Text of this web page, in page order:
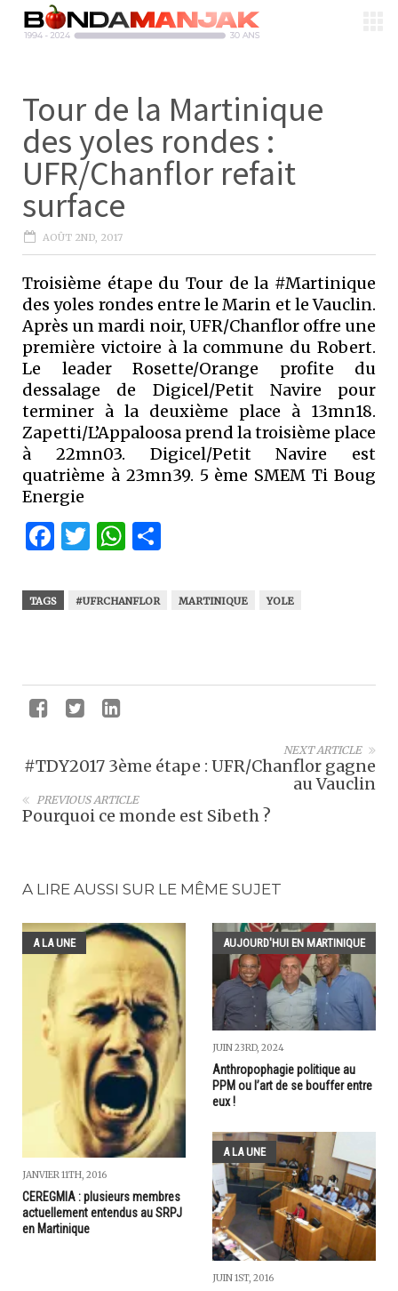
Tour de la Martinique
des yoles rondes :
UFR/Chanflor refait
surface
AOÛT 2ND, 2017
Troisième étape du Tour de la #Martinique
des yoles rondes entre le Marin et le Vauclin.
Après un mardi noir, UFR/Chanflor offre une
première victoire à la commune du Robert.
Le leader Rosette/Orange profite du
dessalage de Digicel/Petit Navire pour
terminer à la deuxième place à 13mn18.
Zapetti/L’Appaloosa prend la troisième place
à 22mn03. Digicel/Petit Navire est
quatrième à 23mn39. 5 ème SMEM Ti Boug
Energie
Facebook
Twitter
WhatsApp
TAGS #UFRCHANFLOR MARTINIQUE YOLE
NEXT ARTICLE
#TDY2017 3ème étape : UFR/Chanflor gagne
au Vauclin
PREVIOUS ARTICLE
Pourquoi ce monde est Sibeth ?
A LIRE AUSSI SUR LE MÊME SUJET
A LA UNE
JANVIER 11TH, 2016
CEREGMIA : plusieurs membres
actuellement entendus au SRPJ
en Martinique
AUJOURD'HUI EN MARTINIQUE
JUIN 23RD, 2024
Anthropophagie politique au
PPM ou l’art de se bouffer entre
eux !
A LA UNE
JUIN 1ST, 2016